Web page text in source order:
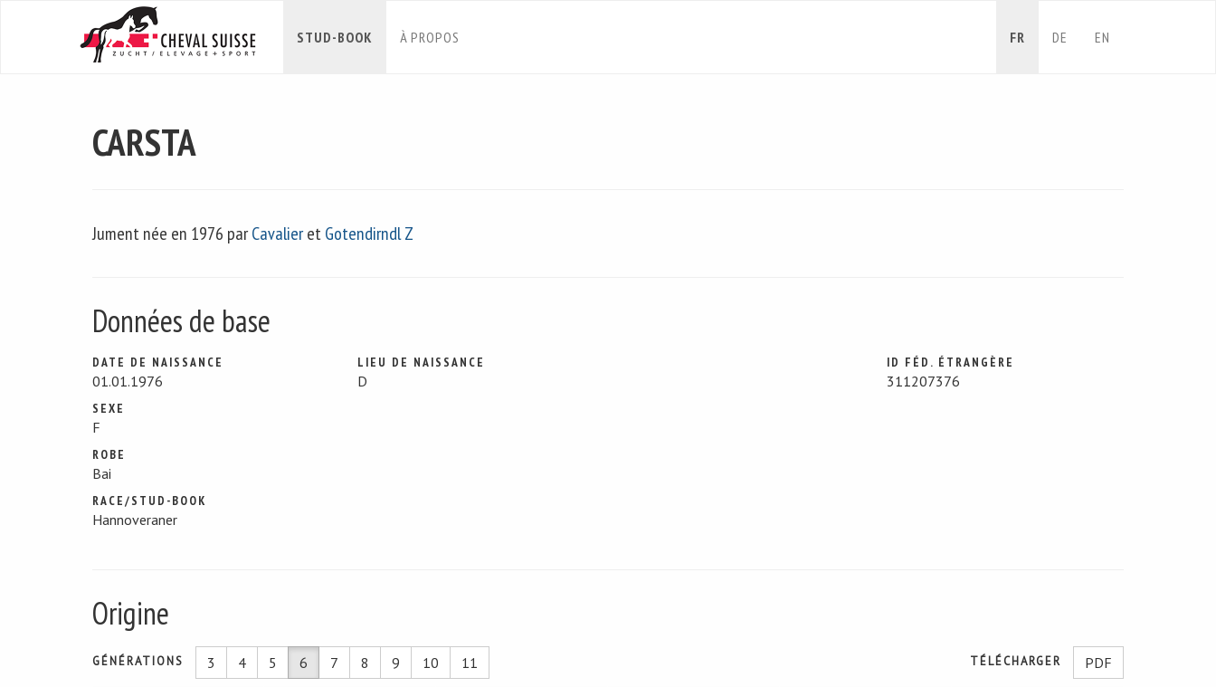
STUD-BOOK À PROPOS FR DE EN
CARSTA
Jument née en 1976 parCavalieretGotendirndl Z
Données de base
DATE DE NAISSANCE
01.01.1976
SEXE
F
ROBE
Bai
RACE/STUD-BOOK
Hannoveraner
LIEU DE NAISSANCE
D
ID FÉD. ÉTRANGÈRE
311207376
Origine
GÉNÉRATIONS 3 4 5 6 7 8 9 10 11 TÉLÉCHARGER PDF